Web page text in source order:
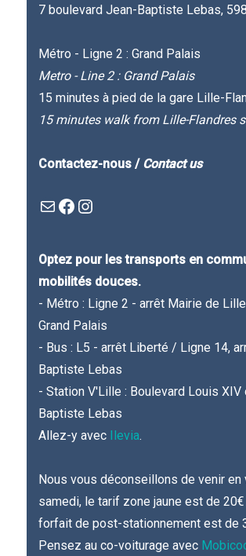
7 boulevard Jean-Baptiste Lebas,
Métro - Ligne 2 : Grand Palais
Metro - Line 2 : Grand Palais
15 minutes à pied de la gare Lille-
15 minutes walk from Lille-Flandres
Contactez-nous / Contact us
Mail
Facebook : Festivla des livres d'en hautInstagram
Optez pour les transports en
mobilités douces.
- Métro : Ligne 2 - arrêt Mairie de
Grand Palais
- Bus : L5 - arrêt Liberté / Ligne 14,
Baptiste Lebas
- Station V'Lille : Boulevard Louis XIV
Baptiste Lebas
Allez-y avec Ilevia.
Nous vous déconseillons de venir en
samedi, le tarif zone jaune est de 20€
forfait de post-stationnement est de
Pensez au co-voiturage avec